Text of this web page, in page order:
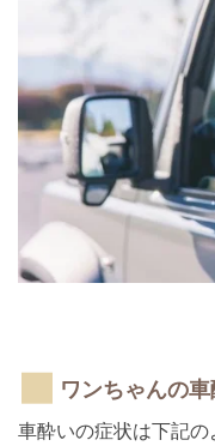
ワンちゃんの
車酔いの症状は下記の